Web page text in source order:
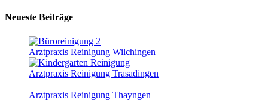
Neueste Beiträge
Arztpraxis Reinigung Wilchingen
Arztpraxis Reinigung Trasadingen
Arztpraxis Reinigung Thayngen